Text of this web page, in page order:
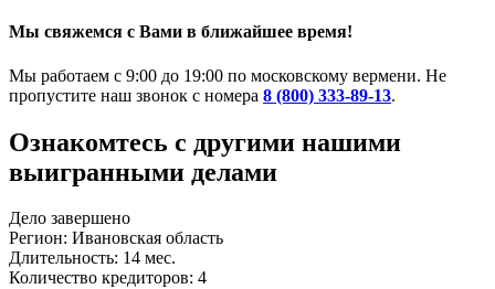
Мы свяжемся с Вами в ближайшее время!
Мы работаем с 9:00 до 19:00 по московскому вермени. Не
пропустите наш звонок с номера 8 (800) 333-89-13.
Ознакомтесь c другими нашими
выигранными делами
Дело завершено
Регион: Ивановская область
Длительность: 14 мес.
Количество кредиторов: 4